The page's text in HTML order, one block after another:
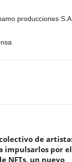
producciones S.A
de
impulsarlos por el
NFTs, un nuevo